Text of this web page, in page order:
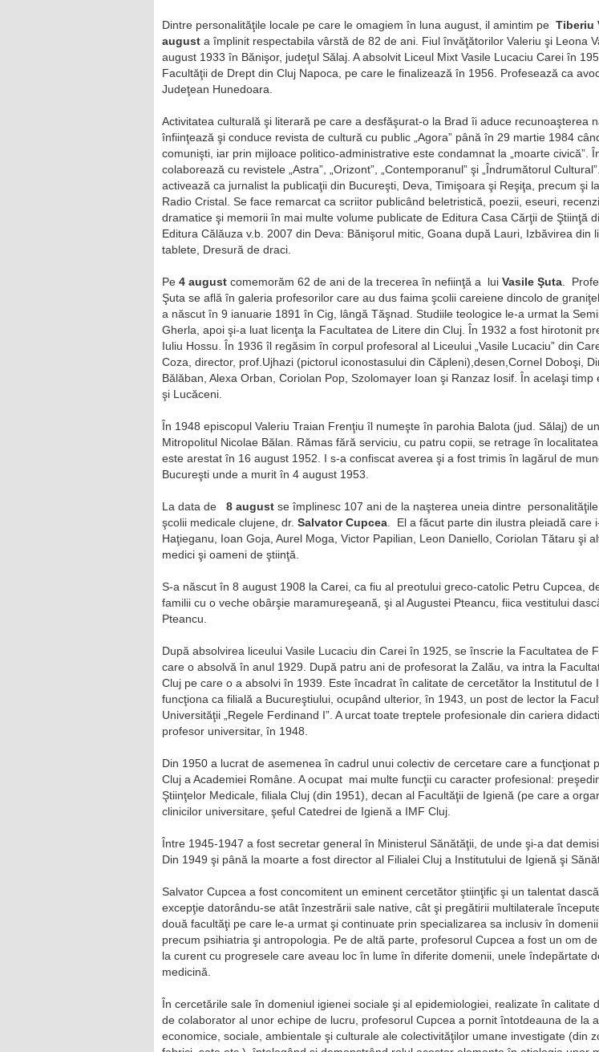
Dintre personalităţile locale pe care le omagiem în luna august, il amintim pe Tiberiu
august a împlinit respectabila vârstă de 82 de ani. Fiul învăţătorilor Valeriu şi Leona
august 1933 în Bănişor, judeţul Sălaj. A absolvit Liceul Mixt Vasile Lucaciu Carei în
Facultăţii de Drept din Cluj Napoca, pe care le finalizează în 1956. Profesează ca
Judeţean Hunedoara.
Activitatea culturală şi literară pe care a desfăşurat-o la Brad îi aduce recunoaşterea
înfiinţează şi conduce revista de cultură cu public „Agora” până în 29 martie 1984
comunişti, iar prin mijloace politico-administrative este condamnat la „moarte civică”.
colaborează cu revistele „Astra”, „Orizont”, „Contemporanul” şi „Îndrumătorul
activează ca jurnalist la publicaţii din Bucureşti, Deva, Timişoara şi Reşiţa, precum şi
Radio Cristal. Se face remarcat ca scriitor publicând beletristică, poezii, eseuri,
dramatice şi memorii în mai multe volume publicate de Editura Casa Cărţii de Ştiinţă
Editura Călăuza v.b. 2007 din Deva: Bănişorul mitic, Goana după Lauri, Izbăvirea din
tablete, Dresură de draci.
Pe 4 august comemorăm 62 de ani de la trecerea în nefiinţă a lui Vasile Şuta .
Şuta se află în galeria profesorilor care au dus faima şcolii careiene dincolo de
a născut în 9 ianuarie 1891 în Cig, lângă Tăşnad. Studiile teologice le-a urmat la
Gherla, apoi şi-a luat licenţa la Facultatea de Litere din Cluj. În 1932 a fost hirotonit
Iuliu Hossu. În 1936 îl regăsim în corpul profesoral al Liceului „Vasile Lucaciu” din
Coza, director, prof.Ujhazi (pictorul iconostasului din Căpleni),desen,Cornel Doboşi,
Bălăban, Alexa Orban, Coriolan Pop, Szolomayer Ioan şi Ranzaz Iosif. În acelaşi
şi Lucăceni.
În 1948 episcopul Valeriu Traian Frenţiu îl numeşte în parohia Balota (jud. Sălaj) de
Mitropolitul Nicolae Bălan. Rămas fără serviciu, cu patru copii, se retrage în
este arestat în 16 august 1952. I s-a confiscat averea şi a fost trimis în lagărul de
Bucureşti unde a murit în 4 august 1953.
La data de 8 august se împlinesc 107 ani de la naşterea uneia dintre
şcolii medicale clujene, dr. Salvator Cupcea . El a făcut parte din ilustra pleiadă care
Haţieganu, Ioan Goja, Aurel Moga, Victor Papilian, Leon Daniello, Coriolan Tătaru şi
medici şi oameni de ştiinţă.
S-a născut în 8 august 1908 la Carei, ca fiu al preotului greco-catolic Petru Cupcea,
familii cu o veche obârşie maramureşeană, şi al Augustei Pteancu, fiica vestitului
Pteancu.
După absolvirea liceului Vasile Lucaciu din Carei în 1925, se înscrie la Facultatea de
care o absolvă în anul 1929. După patru ani de profesorat la Zalău, va intra la
Cluj pe care o a absolvi în 1939. Este încadrat în calitate de cercetător la Institutul de
funcţiona ca filială a Bucureştiului, ocupând ulterior, în 1943, un post de lector la
Universităţii „Regele Ferdinand I”. A urcat toate treptele profesionale din cariera
profesor universitar, în 1948.
Din 1950 a lucrat de asemenea în cadrul unui colectiv de cercetare care a funcţionat
Cluj a Academiei Române. A ocupat mai multe funcţii cu caracter profesional:
Ştiinţelor Medicale, filiala Cluj (din 1951), decan al Facultăţii de Igienă (pe care a
clinicilor universitare, şeful Catedrei de Igienă a IMF Cluj.
Între 1945-1947 a fost secretar general în Ministerul Sănătăţii, de unde şi-a dat
Din 1949 şi până la moarte a fost director al Filialei Cluj a Institutului de Igienă şi
Salvator Cupcea a fost concomitent un eminent cercetător ştiinţific şi un talentat
excepţie datorându-se atât înzestrării sale native, cât şi pregătirii multilaterale
două facultăţi pe care le-a urmat şi continuate prin specializarea sa inclusiv în
precum psihiatria şi antropologia. Pe de altă parte, profesorul Cupcea a fost un om
la curent cu progresele care aveau loc în lume în diferite domenii, unele îndepărtate
medicină.
În cercetările sale în domeniul igienei sociale şi al epidemiologiei, realizate în calitate
de colaborator al unor echipe de lucru, profesorul Cupcea a pornit întotdeauna de la
economice, sociale, ambientale şi culturale ale colectivităţilor umane investigate (din